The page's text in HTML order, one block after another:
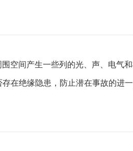
空间产生一些列的光、声、电气
在绝缘隐患，防止潜在事故的进一